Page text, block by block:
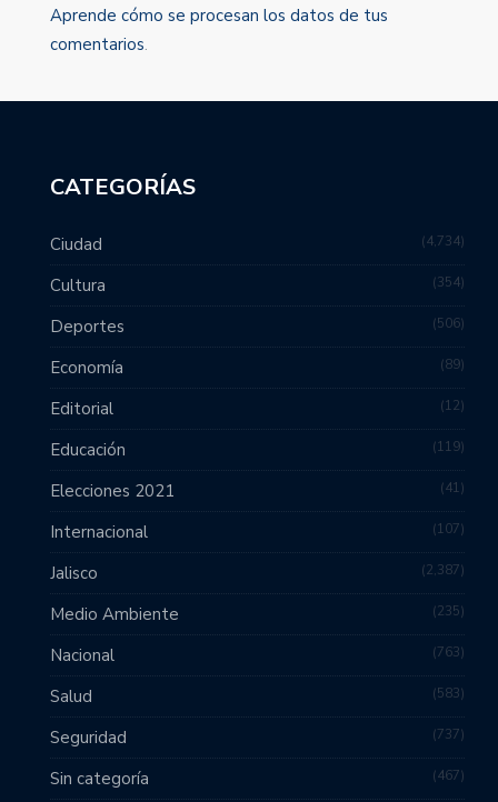
Aprende cómo se procesan los datos de tus
comentarios.
CATEGORÍAS
Ciudad 4,734
Cultura 354
Deportes 506
Economía 89
Editorial 12
Educación 119
Elecciones 2021 41
Internacional 107
Jalisco 2,387
Medio Ambiente 235
Nacional 763
Salud 583
Seguridad 737
Sin categoría 467